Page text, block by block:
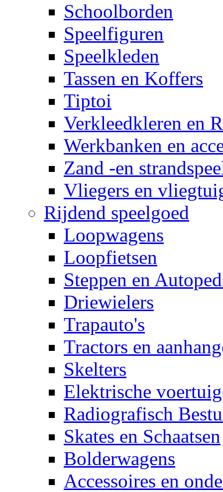
Schoolborden
Speelfiguren
Speelkleden
Tassen en Koffers
Tiptoi
Verkleedkleren en
Werkbanken en
Zand -en
Vliegers en
Rijdend speelgoed
Loopwagens
Loopfietsen
Steppen en
Driewielers
Trapauto's
Tractors en
Skelters
Elektrische
Radiografisch
Skates en Schaatsen
Bolderwagens
Accessoires en